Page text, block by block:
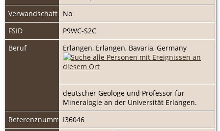
Verwandschaft
No
FSID
P9WC-S2C
Beruf
Erlangen, Erlangen, Bavaria, Germany
deutscher Geologe und Professor für
Mineralogie an der Universität Erlangen.
ReferenznummerI36046